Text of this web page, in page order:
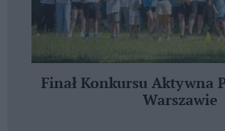
Finał Konkursu Aktywna
Warszawie